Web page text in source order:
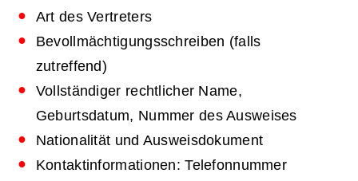
Art des Vertreters
Bevollmächtigungsschreiben (falls
zutreffend)
Vollständiger rechtlicher Name,
Geburtsdatum, Nummer des Ausweises
Nationalität und Ausweisdokument
Kontaktinformationen: Telefonnummer